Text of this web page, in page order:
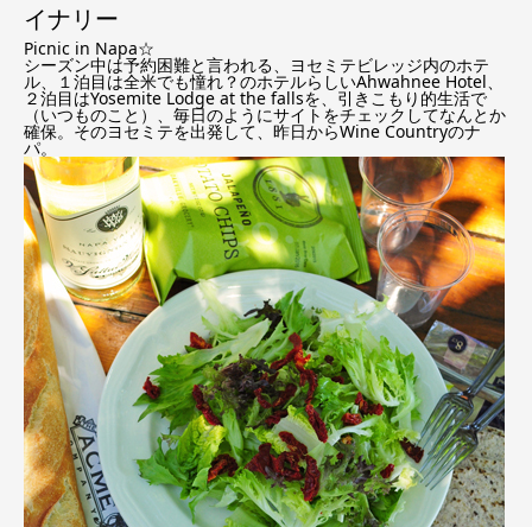
イナリー
Picnic in Napa☆
シーズン中は予約困難と言われる、ヨセミテビレッジ内のホテ
ル、１泊目は全米でも憧れ？のホテルらしいAhwahnee Hotel、
２泊目はYosemite Lodge at the fallsを、引きこもり的生活で
（いつものこと）、毎日のようにサイトをチェックしてなんとか
確保。そのヨセミテを出発して、昨日からWine Countryのナ
パ。